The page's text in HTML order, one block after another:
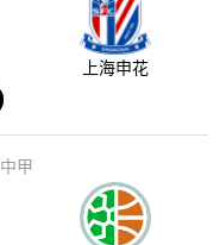
上海申花
中甲